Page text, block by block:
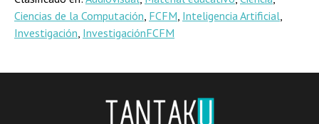
Ciencias de la Computación, FCFM, Inteligencia Artificial,
Investigación, InvestigaciónFCFM